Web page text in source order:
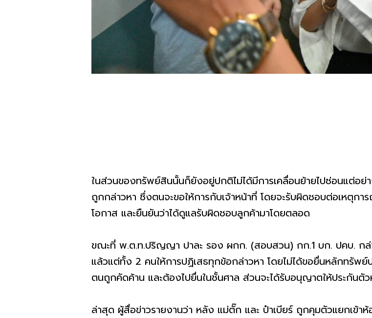
ในส่วนของทรัพย์สินนั้นก็ยังอยู่ปกติไม่ได้มีการเคลื่อนย้ายไปซ่อนแต่อย่
ถูกกล่าวหา ซึ่งตนจะขอให้การกับเจ้าหน้าที่ โดยจะรับผิดชอบต่อเหตุก
โอกาส และยืนยันว่าได้ดูแลรับผิดชอบลูกค้ามาโดยตลอด
ขณะที่ พ.ต.ท.ปริญญา ปาละ รอง ผกก. (สอบสวน) กก.1 บก. ปคบ. กล่
แล้วแต่ทั้ง 2 คนให้การปฏิเสธทุกข้อกล่าวหา โดยไม่ได้ขอยื่นหลักทรัพย์
ตนถูกคัดค้าน และต้องไปยื่นในชั้นศาล ส่วนจะได้รับอนุญาตให้ประกัน
ล่าสุด ผู้สื่อข่าวรายงานว่า หลัง แม่ตั๊ก และ ป๋าเบียร์ ถูกคุมตัวแยกเข้า